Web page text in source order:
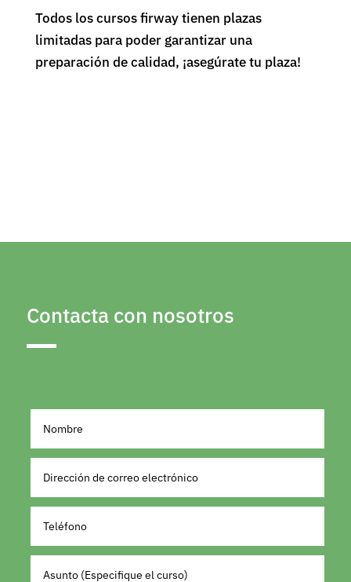
Todos los cursos firway tienen plazas
limitadas para poder garantizar una
preparación de calidad, ¡asegúrate tu plaza!
Contacta con nosotros